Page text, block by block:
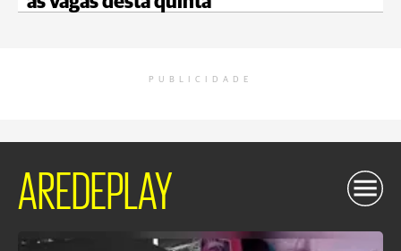
PUBLICIDADE
AREDEPLAY